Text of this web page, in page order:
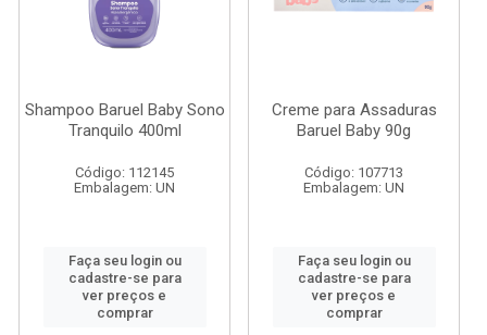
Shampoo Baruel Baby Sono
Tranquilo 400ml
Código: 112145
Embalagem: UN
Faça seu login ou
cadastre-se para
ver preços e
comprar
Creme para Assaduras
Baruel Baby 90g
Código: 107713
Embalagem: UN
Faça seu login ou
cadastre-se para
ver preços e
comprar